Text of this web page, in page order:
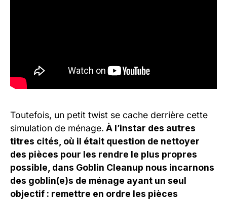
Toutefois, un petit twist se cache derrière cette
simulation de ménage. À l’instar des autres
titres cités, où il était question de nettoyer
des pièces pour les rendre le plus propres
possible, dans Goblin Cleanup nous incarnons
des goblin(e)s de ménage ayant un seul
objectif : remettre en ordre les pièces